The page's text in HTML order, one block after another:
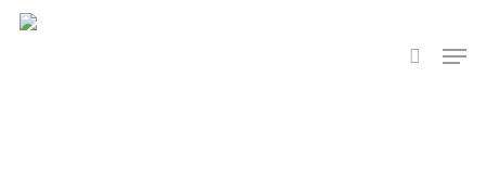
Skip
search
Menu